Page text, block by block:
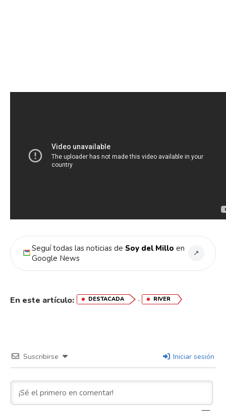
Seguí todas las noticias de Soy del Millo en
Google News
↗
En este artículo: DESTACADA , RIVER
Suscribirse Iniciar sesión